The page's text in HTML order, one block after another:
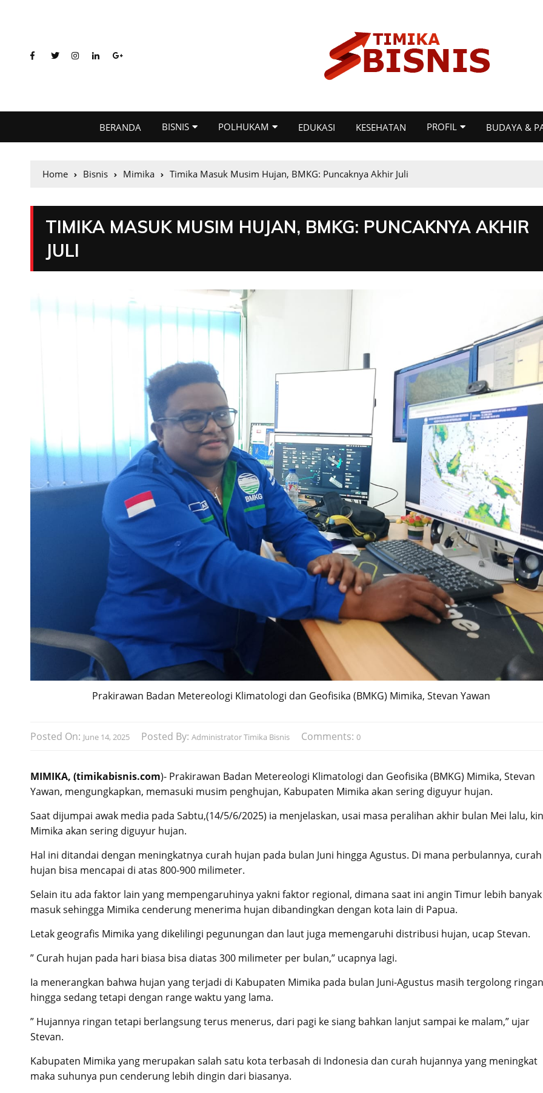
BERANDA BISNIS POLHUKAM EDUKASI KESEHATAN PROFIL BUDAYA &
Home Bisnis Mimika Timika Masuk Musim Hujan, BMKG: Puncaknya Akhir Juli
TIMIKA MASUK MUSIM HUJAN, BMKG: PUNCAKNYA AKHIR
JULI
Prakirawan Badan Metereologi Klimatologi dan Geofisika (BMKG) Mimika, Stevan Yawan
Posted On: June 14, 2025 Posted By: Administrator Timika Bisnis Comments: 0
MIMIKA, (timikabisnis.com)- Prakirawan Badan Metereologi Klimatologi dan Geofisika (BMKG) Mimika, Stevan
Yawan, mengungkapkan, memasuki musim penghujan, Kabupaten Mimika akan sering diguyur hujan.
Saat dijumpai awak media pada Sabtu,(14/5/6/2025) ia menjelaskan, usai masa peralihan akhir bulan Mei lalu,
Mimika akan sering diguyur hujan.
Hal ini ditandai dengan meningkatnya curah hujan pada bulan Juni hingga Agustus. Di mana perbulannya, curah
hujan bisa mencapai di atas 800-900 milimeter.
Selain itu ada faktor lain yang mempengaruhinya yakni faktor regional, dimana saat ini angin Timur lebih banyak
masuk sehingga Mimika cenderung menerima hujan dibandingkan dengan kota lain di Papua.
Letak geografis Mimika yang dikelilingi pegunungan dan laut juga memengaruhi distribusi hujan, ucap Stevan.
” Curah hujan pada hari biasa bisa diatas 300 milimeter per bulan,” ucapnya lagi.
Ia menerangkan bahwa hujan yang terjadi di Kabupaten Mimika pada bulan Juni-Agustus masih tergolong ringan
hingga sedang tetapi dengan range waktu yang lama.
” Hujannya ringan tetapi berlangsung terus menerus, dari pagi ke siang bahkan lanjut sampai ke malam,” ujar
Stevan.
Kabupaten Mimika yang merupakan salah satu kota terbasah di Indonesia dan curah hujannya yang meningkat
maka suhunya pun cenderung lebih dingin dari biasanya.